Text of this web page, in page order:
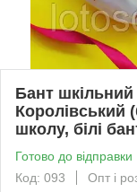
Бант шкільний
Королівський
школу, білі
Готово до відправки
Код: 093
Опт і